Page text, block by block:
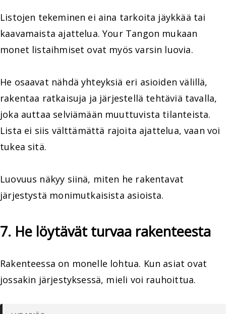
Listojen tekeminen ei aina tarkoita jäykkää tai
kaavamaista ajattelua. Your Tangon mukaan
monet listaihmiset ovat myös varsin luovia.
He osaavat nähdä yhteyksiä eri asioiden välillä,
rakentaa ratkaisuja ja järjestellä tehtäviä tavalla,
joka auttaa selviämään muuttuvista tilanteista.
Lista ei siis välttämättä rajoita ajattelua, vaan voi
tukea sitä.
Luovuus näkyy siinä, miten he rakentavat
järjestystä monimutkaisista asioista.
7. He löytävät turvaa rakenteesta
Rakenteessa on monelle lohtua. Kun asiat ovat
jossakin järjestyksessä, mieli voi rauhoittua.